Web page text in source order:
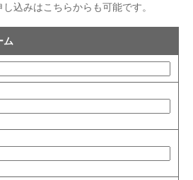
込みはこちらからも可能です。
ム